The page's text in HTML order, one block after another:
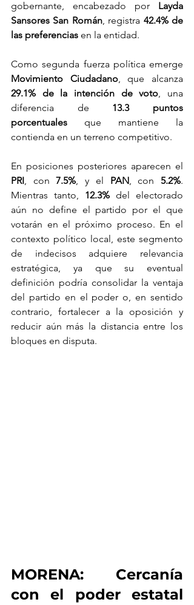
gobernante, encabezado por Layda
Sansores San Román, registra 42.4% de
las preferencias en la entidad.
Movimiento Ciudadano
29.1% de la intención de voto, una
diferencia de 13.3 puntos
porcentuales que mantiene la
contienda en un terreno competitivo.
PRI, con 7.5%, y el PAN, con 5.2%.
Mientras tanto, 12.3% del electorado
aún no define el partido por el que
votarán en el próximo proceso. En el
contexto político local, este segmento
de indecisos adquiere relevancia
estratégica, ya que su eventual
definición podría consolidar la ventaja
del partido en el poder o, en sentido
contrario, fortalecer a la oposición y
reducir aún más la distancia entre los
bloques en disputa.
MORENA: Cercanía
con el poder estatal